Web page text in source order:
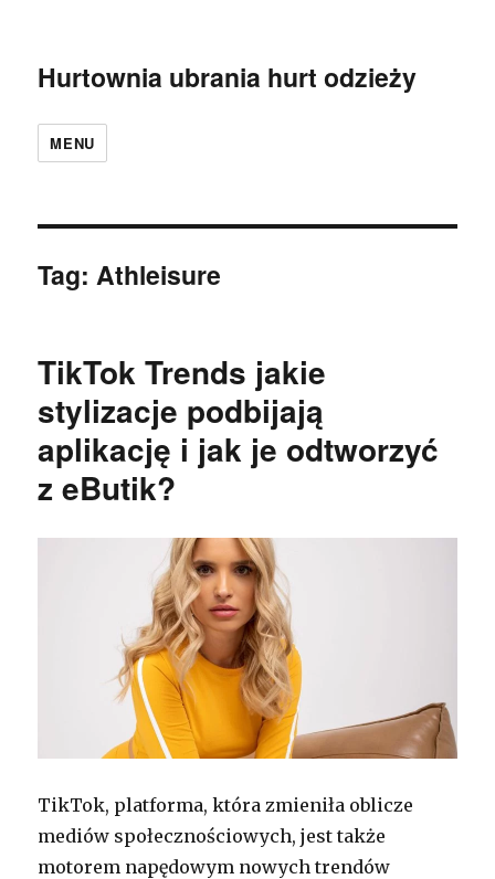
Hurtownia ubrania hurt odzieży
MENU
Tag:Athleisure
TikTok Trends jakie
stylizacje podbijają
aplikację i jak je odtworzyć
z eButik?
TikTok, platforma, która zmieniła oblicze
mediów społecznościowych, jest także
motorem napędowym nowych trendów